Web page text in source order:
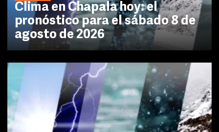
Clima en Chapala hoy: el
pronóstico para el sábado 8 de
agosto de 2026